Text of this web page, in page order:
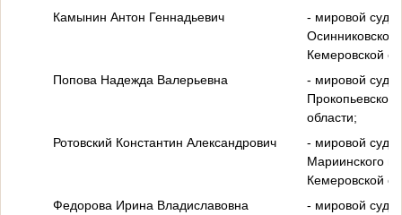
Камынин Антон Геннадьевич
- мировой
Кемеровской
Попова Надежда Валерьевна
- мировой
области;
Ротовский Константин Александрович
- мировой
Мариинского
Кемеровской
Федорова Ирина Владиславовна
- мировой